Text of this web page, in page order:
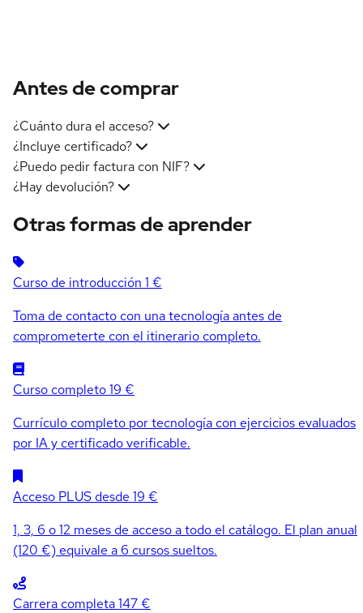
Antes de comprar
¿Cuánto dura el acceso?
¿Incluye certificado?
¿Puedo pedir factura con NIF?
¿Hay devolución?
Otras formas de aprender
Curso de introducción 1 €
Toma de contacto con una tecnología antes de
comprometerte con el itinerario completo.
Curso completo19 €
Currículo completo por tecnología con ejercicios evaluados
por IA y certificado verificable.
Acceso PLUS desde 19 €
1, 3, 6 o 12 meses de acceso a todo el catálogo. El plan anual
(120 €) equivale a 6 cursos sueltos.
Carrera completa147 €